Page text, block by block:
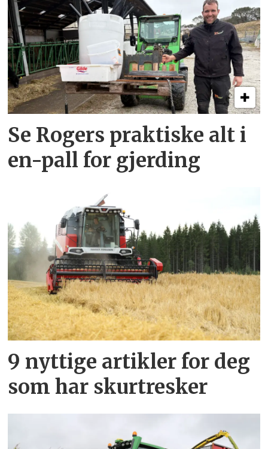
Se Rogers praktiske alt i
en-pall for gjerding
9 nyttige artikler for deg
som har skurtresker